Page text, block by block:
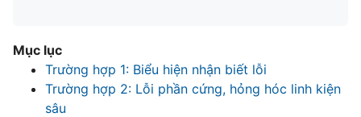
Mục lục
Trường hợp 1: Biểu hiện nhận biết lỗi
Trường hợp 2: Lỗi phần cứng, hỏng hóc linh kiện
sâu